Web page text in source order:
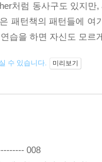
처럼 동사구도 있지
패턴책의 패턴들에
습을 하면 자신도 모
수 있습니다. 미리보기
008